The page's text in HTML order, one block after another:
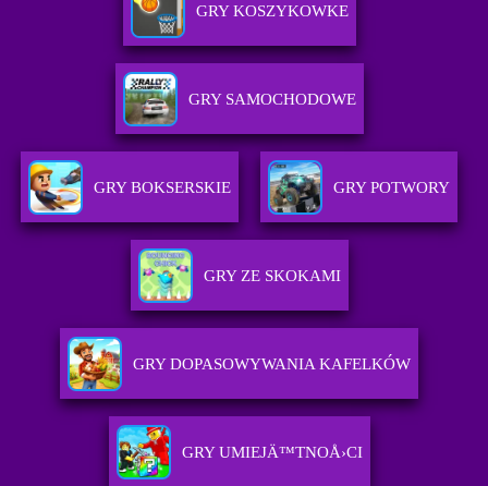
GRY KOSZYKOWKE
GRY SAMOCHODOWE
GRY BOKSERSKIE GRY POTWORY
GRY ZE SKOKAMI
GRY DOPASOWYWANIA KAFELKÓW
GRY UMIEJÄ™TNOÅ›CI